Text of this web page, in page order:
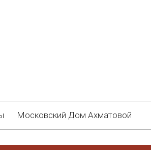
Московский Дом Ахматовой